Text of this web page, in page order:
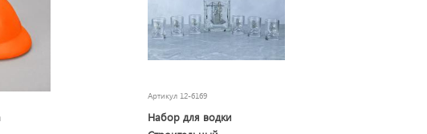
Артикул 12-6169
Набор для водки